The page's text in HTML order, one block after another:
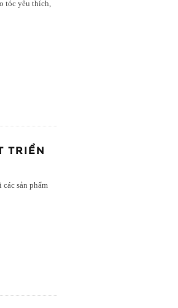
tóc yêu thích,
TRIỂN
sản phẩm